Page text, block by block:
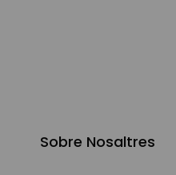
Sobre Nosaltres